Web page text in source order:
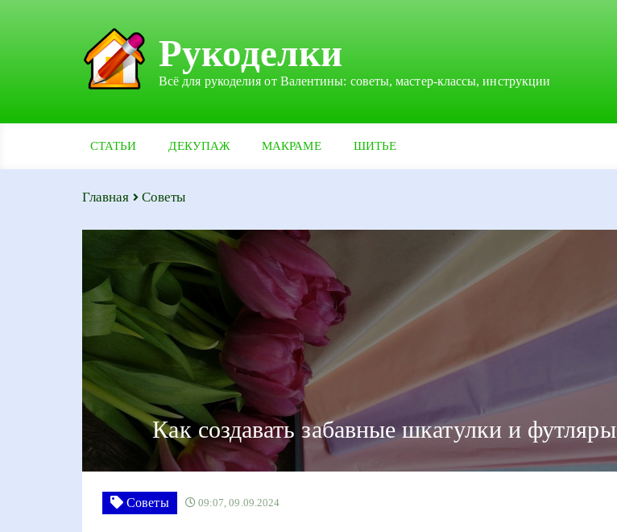
Рукоделки
Всё для рукоделия от Валентины: советы, мастер-классы, инструкции
СТАТЬИ ДЕКУПАЖ МАКРАМЕ ШИТЬЕ
Главная Советы
Как создавать забавные шкатулки и футляры
Советы 09:07, 09.09.2024